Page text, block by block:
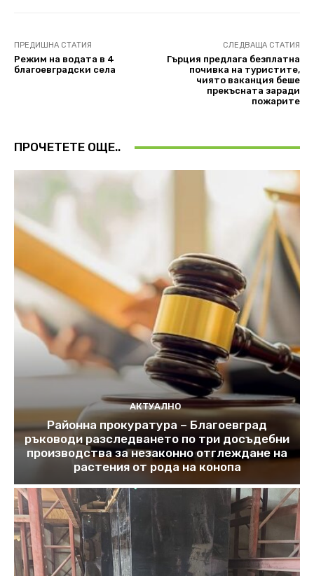
ПРЕДИШНА СТАТИЯ
Режим на водата в 4
благоевградски села
СЛЕДВАЩА СТАТИЯ
Гърция предлага безплатна
почивка на туристите,
чиято ваканция беше
прекъсната заради
пожарите
ПРОЧЕТЕТЕ ОЩЕ..
АКТУАЛНО
Районна прокуратура – Благоевград
ръководи разследването по три досъдебни
производства за незаконно отглеждане на
растения от рода на конопа